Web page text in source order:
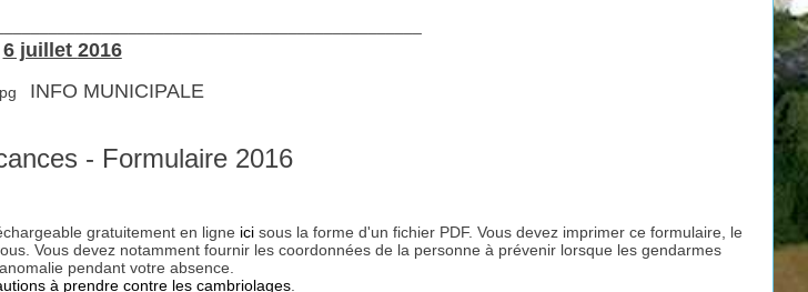
6 juillet 2016
INFO MUNICIPALE
- Formulaire 2016
gratuitement en ligne ici sous la forme d'un fichier PDF. Vous devez imprimer ce formulaire, le
Vous devez notamment fournir les coordonnées de la personne à prévenir lorsque les gendarmes
pendant votre absence.
à prendre contre les cambriolages